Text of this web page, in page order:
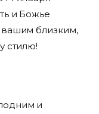
и Божье
вашим близким,
стилю!
и